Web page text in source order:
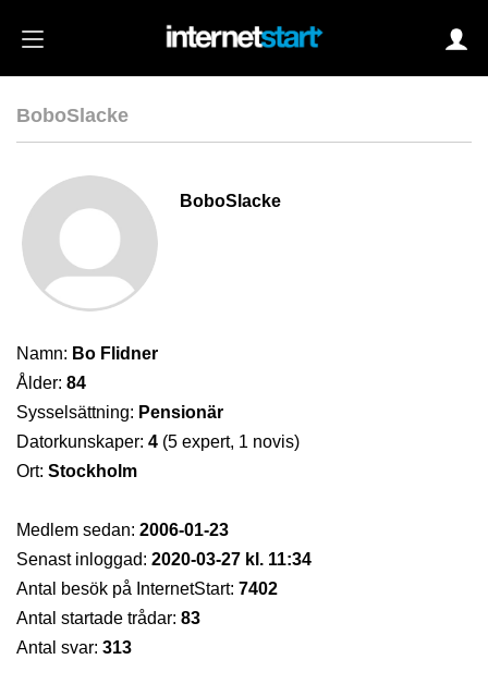
BoboSlacke
BoboSlacke
Namn: Bo Flidner
Ålder: 84
Sysselsättning: Pensionär
Datorkunskaper: 4 (5 expert, 1 novis)
Ort: Stockholm
Medlem sedan: 2006-01-23
Senast inloggad: 2020-03-27 kl. 11:34
Antal besök på InternetStart: 7402
Antal startade trådar: 83
Antal svar: 313